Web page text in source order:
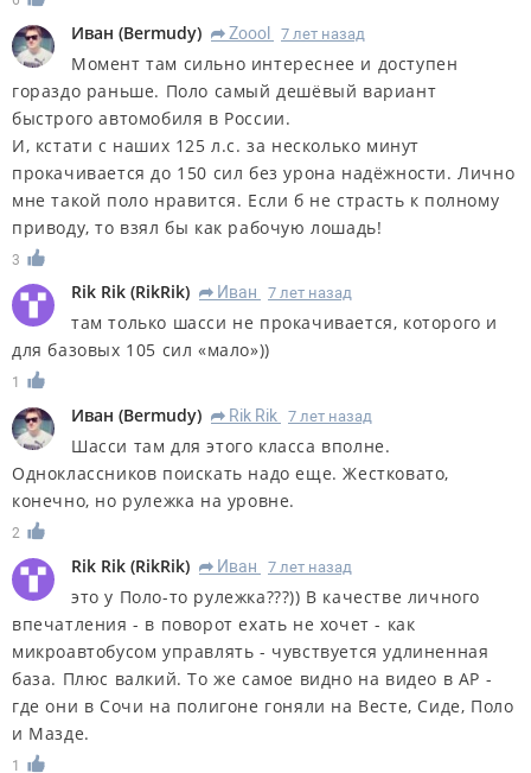
Иван (Bermudy) R Zoool 7 лет назад
Момент там сильно интереснее и доступен
гораздо раньше. Поло самый дешёвый вариант
быстрого автомобиля в России.
И, кстати с наших 125 л.с. за несколько минут
прокачивается до 150 сил без урона надёжности. Лично
мне такой поло нравится. Если б не страсть к полному
приводу, то взял бы как рабочую лошадь!
3
Rik Rik (RikRik) R Иван 7 лет назад
там только шасси не прокачивается, которого и
для базовых 105 сил «мало»))
1
Иван (Bermudy) R Rik Rik 7 лет назад
Шасси там для этого класса вполне.
Одноклассников поискать надо еще. Жестковато,
конечно, но рулежка на уровне.
2
Rik Rik (RikRik) R Иван 7 лет назад
это у Поло-то рулежка???)) В качестве личного
впечатления - в поворот ехать не хочет - как
микроавтобусом управлять - чувствуется удлиненная
база. Плюс валкий. То же самое видно на видео в АР -
где они в Сочи на полигоне гоняли на Весте, Сиде, Поло
и Мазде.
1